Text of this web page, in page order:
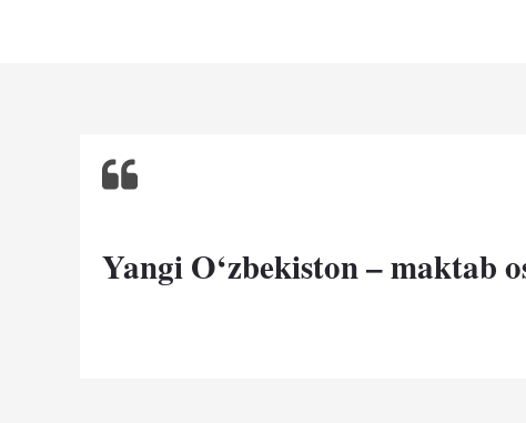
Yangi O‘zbekiston – maktab